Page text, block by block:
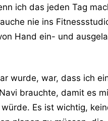
ich das jeden Tag
nie ins
Hand ein- und
wurde, war, dass ich
brauchte, damit es
Es ist wichtig,